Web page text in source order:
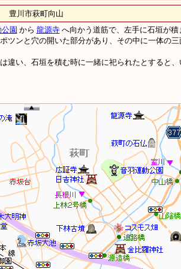
川市萩町向山
園 から 龍源寺へ向かう道筋で、左手に石垣が
ツンと穴の開いた部分があり、その中に一体の
違い、石垣を積む時に一緒に祀られたとすると